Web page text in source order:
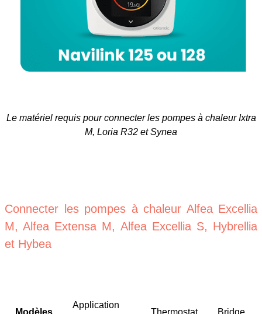
Le matériel requis pour connecter les pompes à chaleur Ixtra
M, Loria R32 et Synea
Connecter les pompes à chaleur Alfea Excellia
M, Alfea Extensa M, Alfea Excellia S, Hybrellia
et Hybea
Application